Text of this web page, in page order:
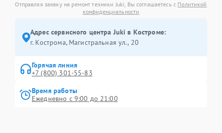
Отправляя заявку на ремонт техники Juki, Вы соглашаетесь с Политикой
конфиденциальности
Адрес сервисного центра Juki в Костроме:
г. Кострома, Магистральная ул., 20
Горячая линия
+7 (800) 301-55-83
Время работы
Ежедневно с 9:00 до 21:00